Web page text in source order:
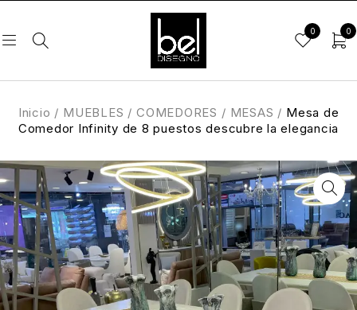
0 0
Inicio / MUEBLES / COMEDORES / MESAS / Mesa de
Comedor Infinity de 8 puestos descubre la elegancia